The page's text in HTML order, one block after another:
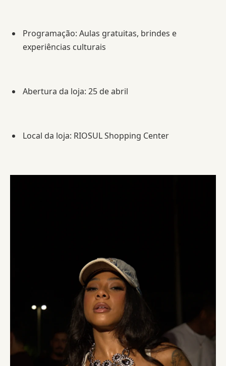
Programação: Aulas gratuitas, brindes e
experiências culturais
Abertura da loja: 25 de abril
Local da loja: RIOSUL Shopping Center